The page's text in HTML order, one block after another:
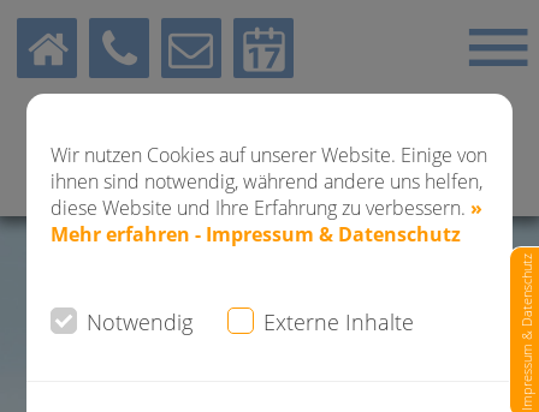
Wir nutzen Cookies auf unserer Website. Einige von
ihnen sind notwendig, während andere uns helfen,
diese Website und Ihre Erfahrung zu verbessern. »
Mehr erfahren - Impressum & Datenschutz
Notwendig Externe Inhalte Impressum & Datenschutz